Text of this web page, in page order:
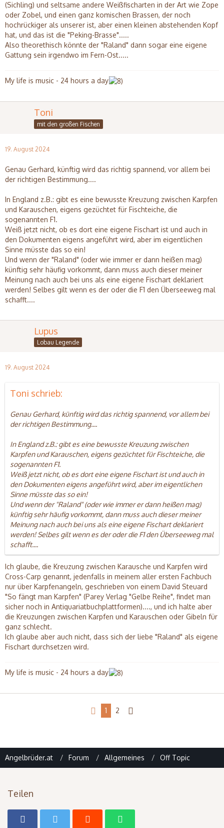
Angelbrüder.at Forum Allgemeines Off Topic
(Sichling) und seltsame andere Weißfischarten in der Art wie Zope
oder Zobel, und einen ganz komischen Brassen, der noch
hochrückiger als unserer ist, aber einen kleinen abstehenden Kopf
hat, und das ist die "Peking-Brasse".....
Also theorethisch könnte der "Raland" dann sogar eine eigene
Gattung sein irgendwo im Fern-Ost.....
My life is music - 24 hours a day
Toni
mit den großen Fischen
19. August 2024
Genau Gerhard, künftig wird das richtig spannend, vor allem bei
der richtigen Bestimmung....
In England z.B.: gibt es eine bewusste Kreuzung zwischen Karpfen
und Karauschen, eigens gezüchtet für Fischteiche, die
sogenannten F1.
Weiß jetzt nicht, ob es dort eine eigene Fischart ist und auch in
den Dokumenten eigens angeführt wird, aber im eigentlichen
Sinne müsste das so ein!
Und wenn der "Raland" (oder wie immer er dann heißen mag)
künftig sehr häufig vorkommt, dann muss auch dieser meiner
Meinung nach auch bei uns als eine eigene Fischart deklariert
werden! Selbes gilt wenn es der oder die F1 den Überseeweg mal
schafft....
Lupus
Lobau Legende
19. August 2024
Toni schrieb:
Genau Gerhard, künftig wird das richtig spannend, vor allem bei
der richtigen Bestimmung....
In England z.B.: gibt es eine bewusste Kreuzung zwischen
Karpfen und Karauschen, eigens gezüchtet für Fischteiche, die
sogenannten F1.
Weiß jetzt nicht, ob es dort eine eigene Fischart ist und auch in
den Dokumenten eigens angeführt wird, aber im eigentlichen
Sinne müsste das so ein!
Und wenn der "Raland" (oder wie immer er dann heißen mag)
künftig sehr häufig vorkommt, dann muss auch dieser meiner
Meinung nach auch bei uns als eine eigene Fischart deklariert
werden! Selbes gilt wenn es der oder die F1 den Überseeweg mal
schafft....
Ich glaube, die Kreuzung zwischen Karausche und Karpfen wird
Cross-Carp genannt, jedenfalls in meinem aller ersten Fachbuch
nur über Karpfenangeln, geschrieben von einem David Steuard
"So fängt man Karpfen" (Parey Verlag "Gelbe Reihe", findet man
sicher noch in Antiquariatbuchplattformen)...., und ich halte aber
die Kreuzungen zwischen Karpfen und Karauschen oder Gibeln für
ganz schlecht.
Ich glaube aber auch nicht, dass sich der liebe "Raland" als eigene
Fischart durchsetzen wird.
My life is music - 24 hours a day
1 2
Teilen